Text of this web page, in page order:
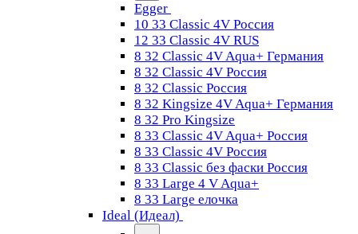
Egger
10 33 Classic 4V Россия
12 33 Classic 4V RUS
8 32 Classic 4V Aqua+ Германия
8 32 Classic 4V Россия
8 32 Classic Россия
8 32 Kingsize 4V Aqua+ Германия
8 32 Pro Kingsize
8 33 Classic 4V Aqua+ Россия
8 33 Classic 4V Россия
8 33 Classic без фаски Россия
8 33 Large 4 V Aqua+
8 33 Large елочка
Ideal (Идеал)